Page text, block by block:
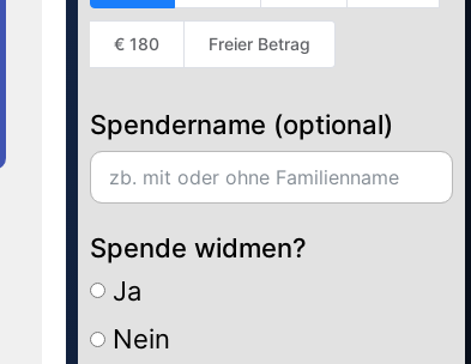
€ 180 Freier Betrag
Spendername (optional)
Spende widmen?
Ja
Nein